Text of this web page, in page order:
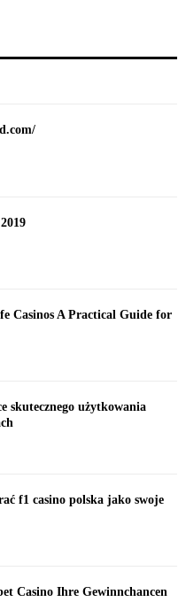
Casinos A Practical Guide for
skutecznego użytkowania
f1 casino polska jako swoje
Casino Ihre Gewinnchancen